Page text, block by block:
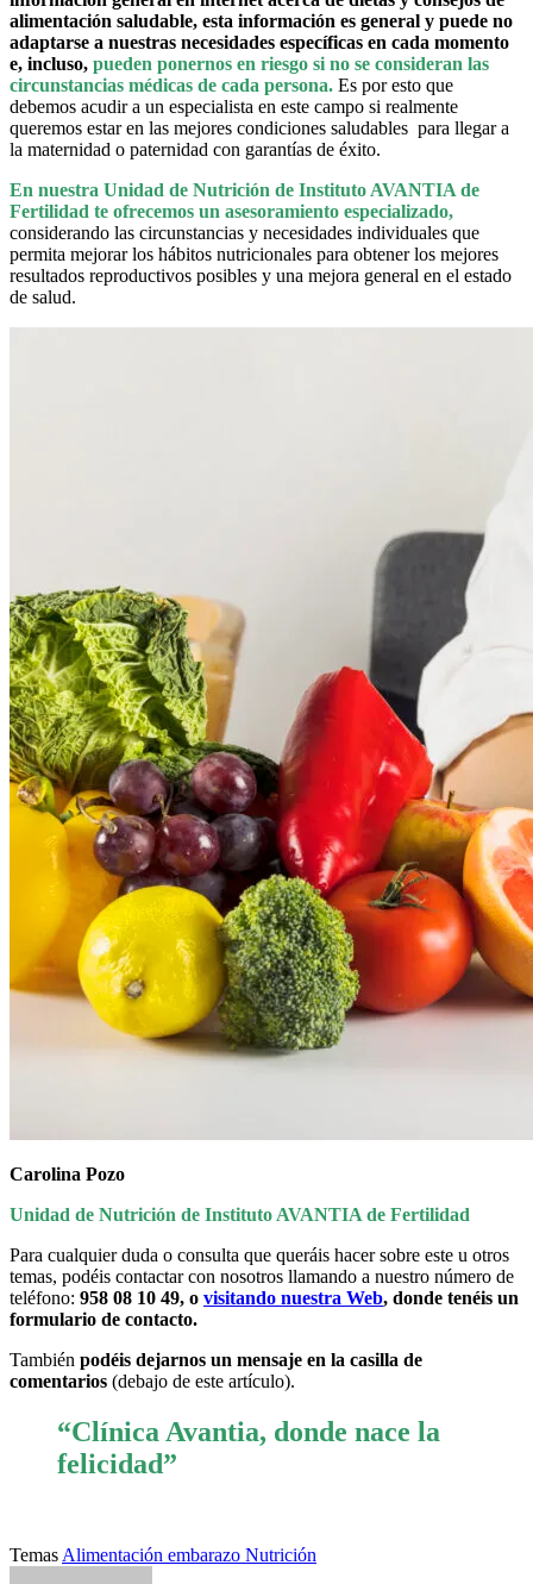
alimentación saludable, esta información es general y puede no
adaptarse a nuestras necesidades específicas en cada momento
e, incluso, pueden ponernos en riesgo si no se consideran las
circunstancias médicas de cada persona. Es por esto que
debemos acudir a un especialista en este campo si realmente
queremos estar en las mejores condiciones saludables para llegar a
la maternidad o paternidad con garantías de éxito.
En nuestra Unidad de Nutrición de Instituto AVANTIA de
Fertilidad te ofrecemos un asesoramiento especializado,
considerando las circunstancias y necesidades individuales que
permita mejorar los hábitos nutricionales para obtener los mejores
resultados reproductivos posibles y una mejora general en el estado
de salud.
Carolina Pozo
Unidad de Nutrición de Instituto AVANTIA de Fertilidad
Para cualquier duda o consulta que queráis hacer sobre este u otros
temas, podéis contactar con nosotros llamando a nuestro número de
teléfono: 958 08 10 49, o visitando nuestra Web, donde tenéis un
formulario de contacto.
También podéis dejarnos un mensaje en la casilla de
comentarios (debajo de este artículo).
“Clínica Avantia, donde nace la
felicidad”
Temas Alimentación embarazo Nutrición